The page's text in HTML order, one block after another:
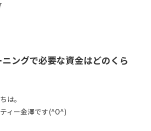
ングで必要な資金はどのくら
は。
ィー金澤です(^O^)